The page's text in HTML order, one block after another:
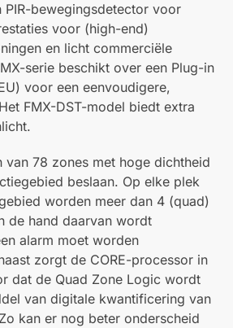
PIR-bewegingsdetector voor
voor (high-end)
en licht commerciële
serie beschikt over een Plug-in
voor een eenvoudigere,
FMX-DST-model biedt extra
van 78 zones met hoge dichtheid
beslaan. Op elke plek
worden meer dan 4 (quad)
de hand daarvan wordt
alarm moet worden
zorgt de CORE-processor in
dat de Quad Zone Logic wordt
van digitale kwantificering van
kan er nog beter onderscheid